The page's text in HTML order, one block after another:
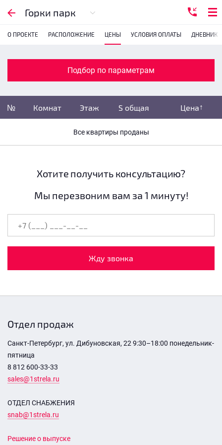
Горки парк
О ПРОЕКТЕ РАСПОЛОЖЕНИЕ ЦЕНЫ УСЛОВИЯ ОПЛАТЫ ДНЕВНИК
Подбор по параметрам
№ Комнат Этаж S общая Цена
Все квартиры проданы
Подбор по параметрам
1
Убрать переуступки
S общая не указана
все этажи
Хотите получить консультацию?
Мы перезвоним вам за 1 минуту!
Жду звонка
Отдел продаж
Санкт-Петербург, ул. Дибуновская, 22 9:30–18:00 понедельник-
пятница
8 812 600-33-33
sales@1strela.ru
ОТДЕЛ СНАБЖЕНИЯ
snab@1strela.ru
Решение о выпуске